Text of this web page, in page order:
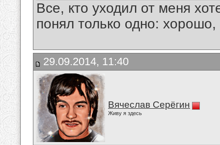
Все, кто уходил от меня
понял только одно:
29.09.2014, 11:40
Вячеслав Серёгин
Живу я здесь